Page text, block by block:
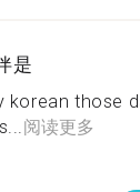
是
korean those
阅读更多